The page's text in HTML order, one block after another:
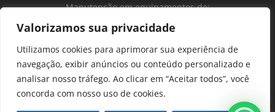
Valorizamos sua privacidade
Utilizamos cookies para aprimorar sua experiência de
navegação, exibir anúncios ou conteúdo personalizado e
analisar nosso tráfego. Ao clicar em “Aceitar todos”, você
concorda com nosso uso de cookies.
Manutenção em equipamentos de:
Ultrassonografia
Ecocardiografia
Transdutores
Hematológicos